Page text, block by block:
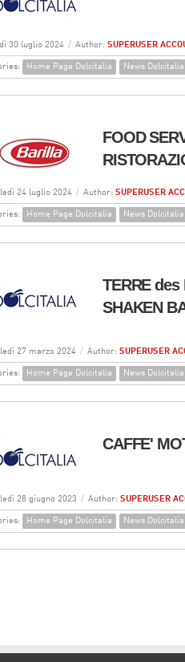
30 luglio 2024 / Author: SUPERUSER
Home Page Dolcitalia News Dolcitalia
FOOD
24 luglio 2024 / Author: SUPERUSER
Home Page Dolcitalia News Dolcitalia
TERRE
SHAKEN
27 marzo 2024 / Author: SUPERUSER
Home Page Dolcitalia News Dolcitalia
CAFFE'
28 giugno 2023 / Author: SUPERUSER
Home Page Dolcitalia News Dolcitalia